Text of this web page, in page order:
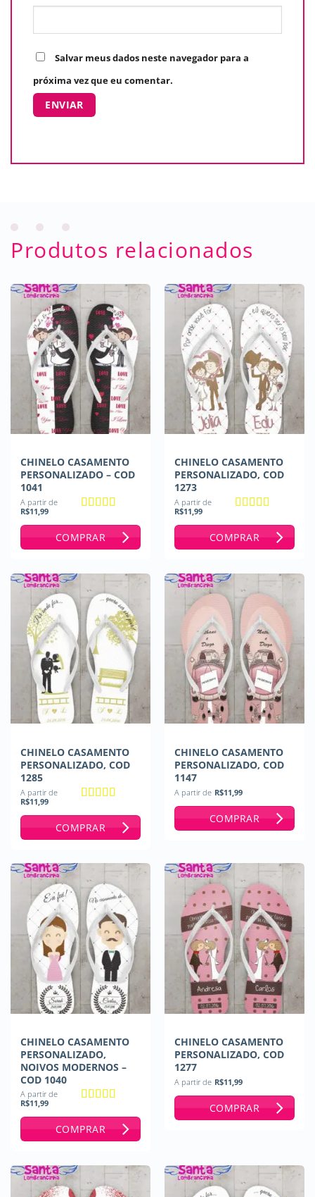
Salvar meus dados neste navegador para a
próxima vez que eu comentar.
Produtos relacionados
CHINELO CASAMENTO
PERSONALIZADO – COD
1041
A partir de
R$11,99
COMPRAR
CHINELO CASAMENTO
PERSONALIZADO, COD
1273
A partir de
R$11,99
COMPRAR
CHINELO CASAMENTO
PERSONALIZADO, COD
1285
A partir de
R$11,99
COMPRAR
CHINELO CASAMENTO
PERSONALIZADO, COD
1147
A partir de R$11,99
COMPRAR
CHINELO CASAMENTO
PERSONALIZADO,
NOIVOS MODERNOS –
COD 1040
A partir de
R$11,99
COMPRAR
CHINELO CASAMENTO
PERSONALIZADO, COD
1277
A partir de R$11,99
COMPRAR